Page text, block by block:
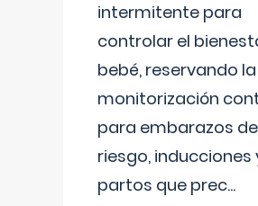
intermitente para
controlar el
bebé, reservando la
monitorización
para embarazos de
riesgo, inducciones
partos que prec...